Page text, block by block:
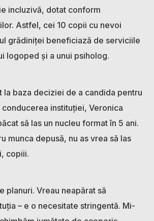
incluzivă, dotat conform
Astfel, cei 10 copii cu nevoi
grădiniței beneficiază de serviciile
logoped și a unui psiholog.
la baza deciziei de a candida pentru
conducerea instituției, Veronica
să las un nucleu format în 5 ani.
munca depusă, nu as vrea să las
copiii.
planuri. Vreau neapărat să
– e o necesitate stringentă. Mi-